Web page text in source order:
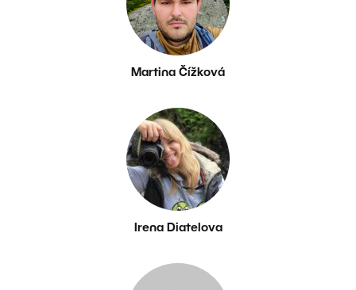
Martina Čížková
Irena Diatelova